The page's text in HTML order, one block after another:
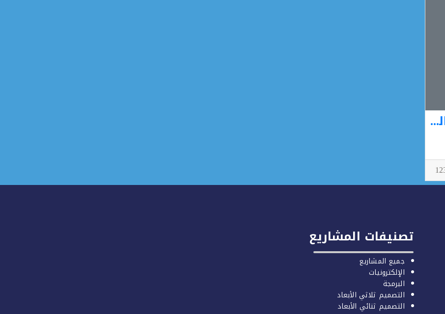
ثانوية ابن النفيس (ورشةالتصنيع الرقمي)
تصنيفات المشاريع
جميع المشاريع
الإلكترونيات
البرمجة
التصميم ثلاثي الأبعاد
التصميم ثنائي الأبعاد